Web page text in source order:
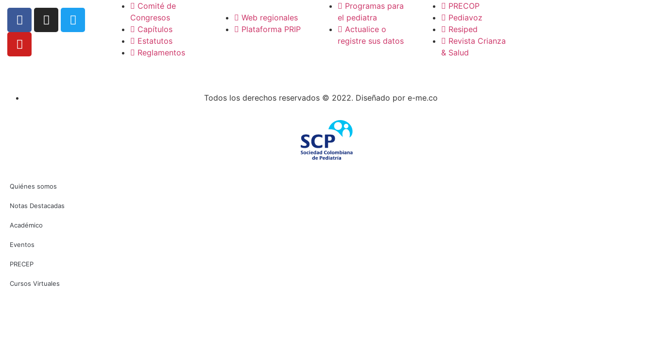
Comité de
Congresos
Capítulos
Estatutos
Reglamentos
Web regionales
Plataforma PRIP
Programas para
el pediatra
Actualice o
registre sus datos
PRECOP
Pediavoz
Resiped
Revista Crianza
& Salud
Todos los derechos reservados © 2022. Diseñado por e-me.co
Quiénes somos
Notas Destacadas
Académico
Eventos
PRECEP
Cursos Virtuales